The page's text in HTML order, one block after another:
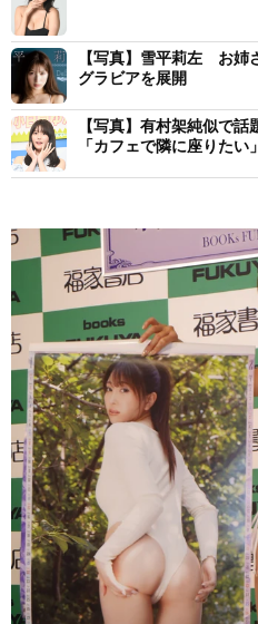
【写真】雪平莉左 お姉
グラビアを展開
【写真】有村架純似で
「カフェで隣に座りたい」